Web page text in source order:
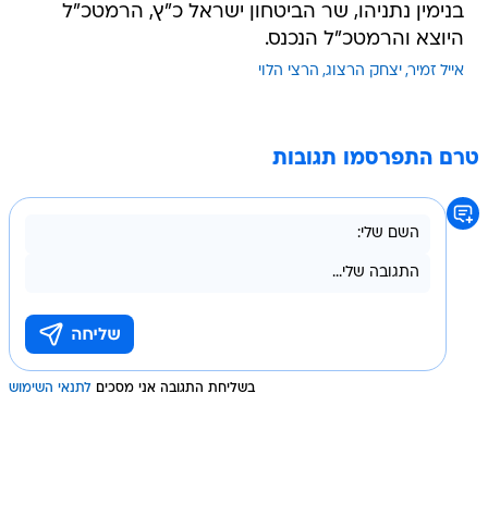
בנימין נתניהו, שר הביטחון ישראל כ"ץ, הרמטכ"ל
היוצא והרמטכ"ל הנכנס.
אייל זמיר יצחק הרצוג הרצי הלוי
טרם התפרסמו תגובות
בשליחת התגובה אני מסכים לתנאי השימוש